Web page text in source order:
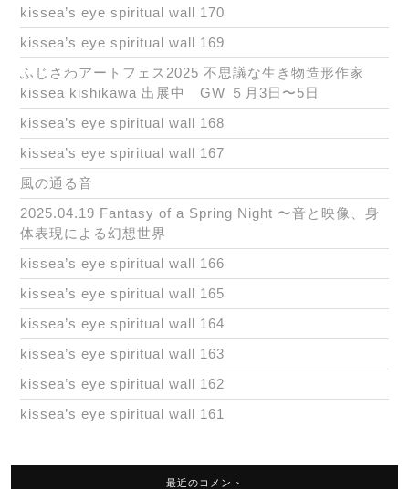
kissea’s eye spiritual wall 170
kissea’s eye spiritual wall 169
ふじさわアートフェス2025 不思議な生き物造形作家
kissea kishikawa 出展中 GW ５月3日〜5日
kissea’s eye spiritual wall 168
kissea’s eye spiritual wall 167
風の通る音
2025.04.19 Fantasy of a Spring Night 〜音と映像、身
体表現による幻想世界
kissea’s eye spiritual wall 166
kissea’s eye spiritual wall 165
kissea’s eye spiritual wall 164
kissea’s eye spiritual wall 163
kissea’s eye spiritual wall 162
kissea’s eye spiritual wall 161
最近のコメント